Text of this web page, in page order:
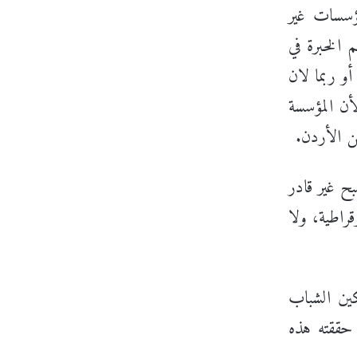
غير
الخبرة في
ربما لان
المؤسسة
غير قادر
ولا
الشباب
الذي حققته هذه